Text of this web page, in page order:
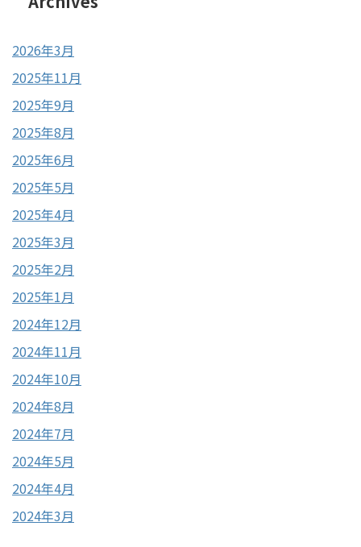
2026年3月
2025年11月
2025年9月
2025年8月
2025年6月
2025年5月
2025年4月
2025年3月
2025年2月
2025年1月
2024年12月
2024年11月
2024年10月
2024年8月
2024年7月
2024年5月
2024年4月
2024年3月